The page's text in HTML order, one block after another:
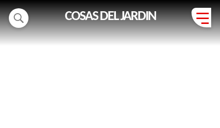
COSAS DEL JARDIN